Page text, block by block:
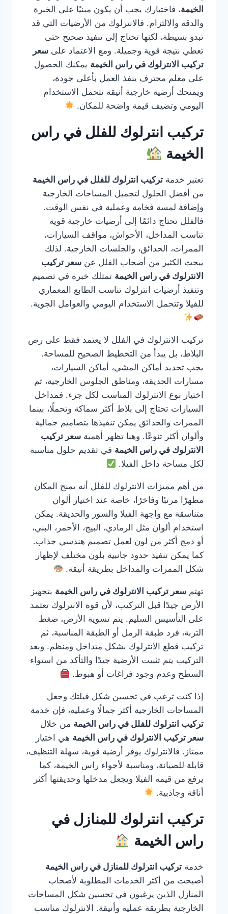
الخيمة، فاختيارك يجب أن يكون مبنيًا على الخبرة
والدقة والالتزام. فالانترلوك من الأرضيات التي قد
تبدو بسيطة، لكنها تحتاج إلى تنفيذ صحيح حتى
تعطي نتيجة قوية وجميلة. ومع الاعتماد على سعر
تركيب الانترلوك في راس الخيمة يمكنك الحصول
على معلم محترف ينفذ العمل بأعلى جودة،
ويمنحك أرضية خارجية أنيقة تتحمل الاستخدام
اليومي وتضيف قيمة واضحة للمكان.
تركيب انترلوك للفلل في راس
الخيمة
تعتبر خدمة تركيب انترلوك للفلل في راس الخيمة
من أفضل الحلول لتجميل المساحات الخارجية
وإضافة لمسة فخامة وعملية في نفس الوقت.
فالفلل تحتاج دائمًا إلى أرضيات خارجية قوية
تناسب المداخل، الأحواش، مواقف السيارات،
الممرات، الحدائق، والجلسات الخارجية. لذلك
يبحث الكثير من أصحاب الفلل عن سعر تركيب
الانترلوك في راس الخيمة تمتلك خبرة في تصميم
وتنفيذ أرضيات انترلوك تناسب الطابع المعماري
للفيلا وتتحمل الاستخدام اليومي والعوامل الجوية.
تركيب الانترلوك في الفلل لا يعتمد فقط على رص
البلاط، بل يبدأ من التخطيط الصحيح للمساحة.
يجب تحديد أماكن المشي، أماكن السيارات،
مسارات الحديقة، ومناطق الجلوس الخارجية، ثم
اختيار نوع الانترلوك المناسب لكل جزء. فمداخل
السيارات تحتاج إلى بلاط أكثر سماكة وتحملًا، بينما
الممرات والحدائق يمكن تنفيذها بتصاميم جمالية
وألوان أكثر تنوعًا. وهنا تظهر أهمية سعر تركيب
الانترلوك في راس الخيمة في تقديم حلول مناسبة
لكل مساحة داخل الفيلا.
من أهم مميزات الانترلوك للفلل أنه يمنح المكان
مظهرًا مرتبًا وفاخرًا، خاصة عند اختيار ألوان
متناسقة مع واجهة الفيلا والسور والحديقة. يمكن
استخدام ألوان مثل الرمادي، البيج، الأحمر، البني،
أو دمج أكثر من لون لعمل تصميم هندسي جذاب.
كما يمكن تنفيذ حدود جانبية بلون مختلف لإظهار
شكل الممرات والمداخل بطريقة أنيقة.
تهتم سعر تركيب الانترلوك في راس الخيمة بتجهيز
الأرض جيدًا قبل التركيب، لأن قوة الانترلوك تعتمد
على التأسيس السليم. يتم تسوية الأرض، ضغط
التربة، فرد طبقة الرمل أو الطبقة المناسبة، ثم
تركيب قطع الانترلوك بشكل متداخل ومنظم. وبعد
التركيب يتم تثبيت الأرضية جيدًا والتأكد من استواء
السطح وعدم وجود فراغات أو هبوط.
إذا كنت ترغب في تحسين شكل فيلتك وجعل
المساحات الخارجية أكثر جمالًا وعملية، فإن خدمة
تركيب انترلوك للفلل في راس الخيمة من خلال
سعر تركيب الانترلوك في راس الخيمة هي اختيار
ممتاز. فالانترلوك يوفر أرضية قوية، سهلة التنظيف،
قابلة للصيانة، ومناسبة لأجواء راس الخيمة، كما
يرفع من قيمة الفيلا ويجعل مدخلها وحديقتها أكثر
أناقة وجاذبية.
تركيب انترلوك للمنازل في
راس الخيمة
خدمة تركيب انترلوك للمنازل في راس الخيمة
أصبحت من أكثر الخدمات المطلوبة لأصحاب
المنازل الذين يرغبون في تحسين شكل المساحات
الخارجية بطريقة عملية وأنيقة. الانترلوك مناسب